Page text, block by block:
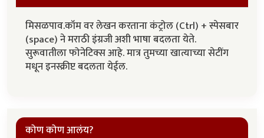
मिसळपाव.कॉम वर लेखन करताना कंट्रोल (Ctrl) + स्पेसबार
(space) ने मराठी इंग्रजी अशी भाषा बदलता येते.
सुरूवातीला फोनेटिक्स आहे. मात्र तुमच्या खात्याच्या सेटींग
मधून इनस्क्रीप्ट बदलता येईल.
कोण कोण आलंय?